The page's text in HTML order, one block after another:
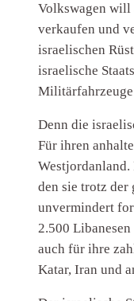
Volkswagen will
verkaufen und
israelischen
israelische
Militärfahrzeuge
Denn die
Für ihren
den sie trotz der
unvermindert
2.500
auch für ihre
Katar, Iran und